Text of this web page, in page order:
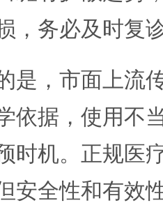
，务必及时复
是，市面上流
依据，使用不
时机。正规医
安全性和有效